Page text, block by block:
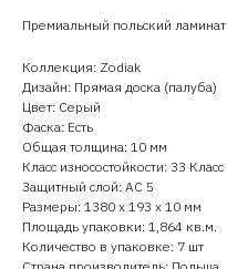
Премиальный польский ламинат
Коллекция: Zodiak
Дизайн: Прямая доска (палуба)
Цвет: Серый
Фаска: Есть
Общая толщина: 10 мм
Класс износостойкости: 33 Класс
Защитный слой: AC 5
Размеры: 1380 x 193 x 10 мм
Площадь упаковки: 1,864 кв.м.
Количество в упаковке: 7 шт